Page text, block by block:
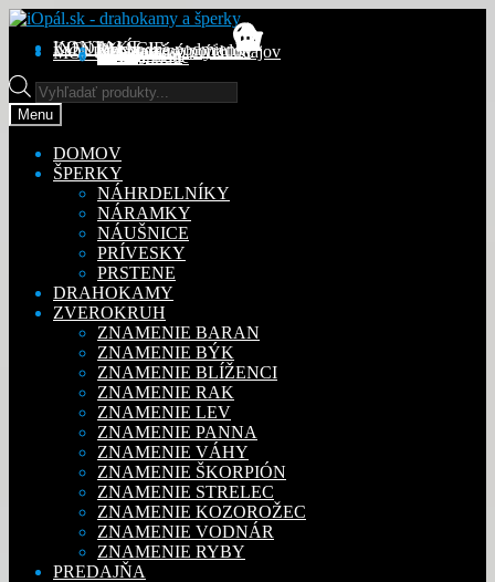
Preskočiť
navigáciu
Preskočiť
obsah
KONTAKT
INFORMÁCIE
Obchodné podmienky
Reklamačný poriadok
Ochrana osobných údajov
MÔJ ÚČETObjednávky
Adresy
Detaily účtu
Na stiahnutie
Products
search
Menu
DOMOV
ŠPERKY
NÁHRDELNÍKY
NÁRAMKY
NÁUŠNICE
PRÍVESKY
PRSTENE
DRAHOKAMY
ZVEROKRUH
ZNAMENIE BARAN
ZNAMENIE BÝK
ZNAMENIE BLÍŽENCI
ZNAMENIE RAK
ZNAMENIE LEV
ZNAMENIE PANNA
ZNAMENIE VÁHY
ZNAMENIE ŠKORPIÓN
ZNAMENIE STRELEC
ZNAMENIE KOZOROŽEC
ZNAMENIE VODNÁR
ZNAMENIE RYBY
PREDAJŇA